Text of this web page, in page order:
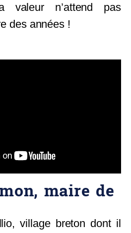
valeur n’attend pas
des années !
maire de
village breton dont il